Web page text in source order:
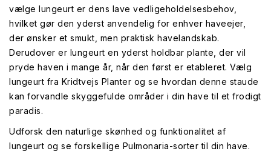
vælge lungeurt er dens lave vedligeholdelsesbehov,
hvilket gør den yderst anvendelig for enhver haveejer,
der ønsker et smukt, men praktisk havelandskab.
Derudover er lungeurt en yderst holdbar plante, der vil
pryde haven i mange år, når den først er etableret. Vælg
lungeurt fra Kridtvejs Planter og se hvordan denne staude
kan forvandle skyggefulde områder i din have til et frodigt
paradis.
Udforsk den naturlige skønhed og funktionalitet af
lungeurt og se forskellige Pulmonaria-sorter til din have.